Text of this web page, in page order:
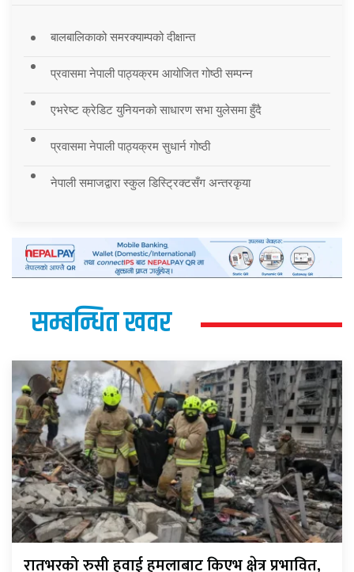
बालबालिकाको समरक्याम्पको दीक्षान्त
प्रवासमा नेपाली पाठ्यक्रम आयोजित गोष्ठी सम्पन्न
एभरेष्ट क्रेडिट युनियनको साधारण सभा युलेसमा हुँदै
प्रवासमा नेपाली पाठ्यक्रम सुधार्न गोष्ठी
नेपाली समाजद्वारा स्कुल डिस्ट्रिक्टसँग अन्तरकृया
सम्बन्धित खवर
रातभरको रुसी हवाई हमलाबाट किएभ क्षेत्र प्रभावित,